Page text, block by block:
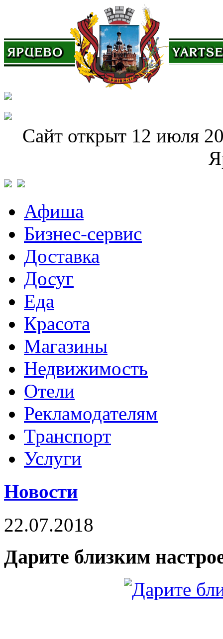
Сайт открыт 12 июля
Афиша
Бизнес-сервис
Доставка
Досуг
Еда
Красота
Магазины
Недвижимость
Отели
Рекламодателям
Транспорт
Услуги
Новости
22.07.2018
Дарите близким